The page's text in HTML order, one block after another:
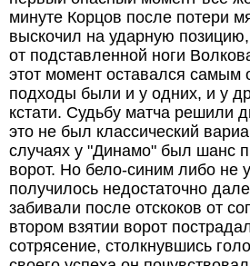
минуте Корцов после потери
выскочил на ударную
от подставленной ноги
этот момент оставался самым
подходы были и у одних, и у
кстати. Судьбу матча решили
это не был классический
случаях у "Динамо" был шанс
ворот. Но бело-синим либо не
получилось недостаточно
забивали после отскоков от
втором взятии ворот
сотрясение, столкнувшись